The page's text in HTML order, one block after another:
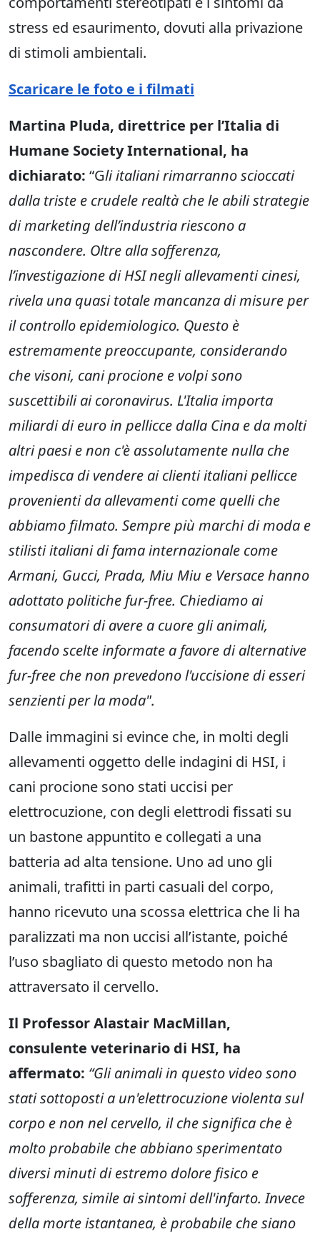
stress ed esaurimento, dovuti alla privazione
di stimoli ambientali.
Scaricare le foto e i filmati
Martina Pluda, direttrice per l’Italia di
Humane Society International, ha
dichiarato: “Gli italiani rimarranno scioccati
dalla triste e crudele realtà che le abili strategie
di marketing dell’industria riescono a
nascondere. Oltre alla sofferenza,
l’investigazione di HSI negli allevamenti cinesi,
rivela una quasi totale mancanza di misure per
il controllo epidemiologico. Questo è
estremamente preoccupante, considerando
che visoni, cani procione e volpi sono
suscettibili ai coronavirus. L'Italia importa
miliardi di euro in pellicce dalla Cina e da molti
altri paesi e non c'è assolutamente nulla che
impedisca di vendere ai clienti italiani pellicce
provenienti da allevamenti come quelli che
abbiamo filmato. Sempre più marchi di moda e
stilisti italiani di fama internazionale come
Armani, Gucci, Prada, Miu Miu e Versace hanno
adottato politiche fur-free. Chiediamo ai
consumatori di avere a cuore gli animali,
facendo scelte informate a favore di alternative
fur-free che non prevedono l'uccisione di esseri
senzienti per la moda".
Dalle immagini si evince che, in molti degli
allevamenti oggetto delle indagini di HSI, i
cani procione sono stati uccisi per
elettrocuzione, con degli elettrodi fissati su
un bastone appuntito e collegati a una
batteria ad alta tensione. Uno ad uno gli
animali, trafitti in parti casuali del corpo,
hanno ricevuto una scossa elettrica che li ha
paralizzati ma non uccisi all’istante, poiché
l’uso sbagliato di questo metodo non ha
attraversato il cervello.
Il Professor Alastair MacMillan,
consulente veterinario di HSI, ha
affermato: “Gli animali in questo video sono
stati sottoposti a un'elettrocuzione violenta sul
corpo e non nel cervello, il che significa che è
molto probabile che abbiano sperimentato
diversi minuti di estremo dolore fisico e
sofferenza, simile ai sintomi dell'infarto. Invece
della morte istantanea, è probabile che siano